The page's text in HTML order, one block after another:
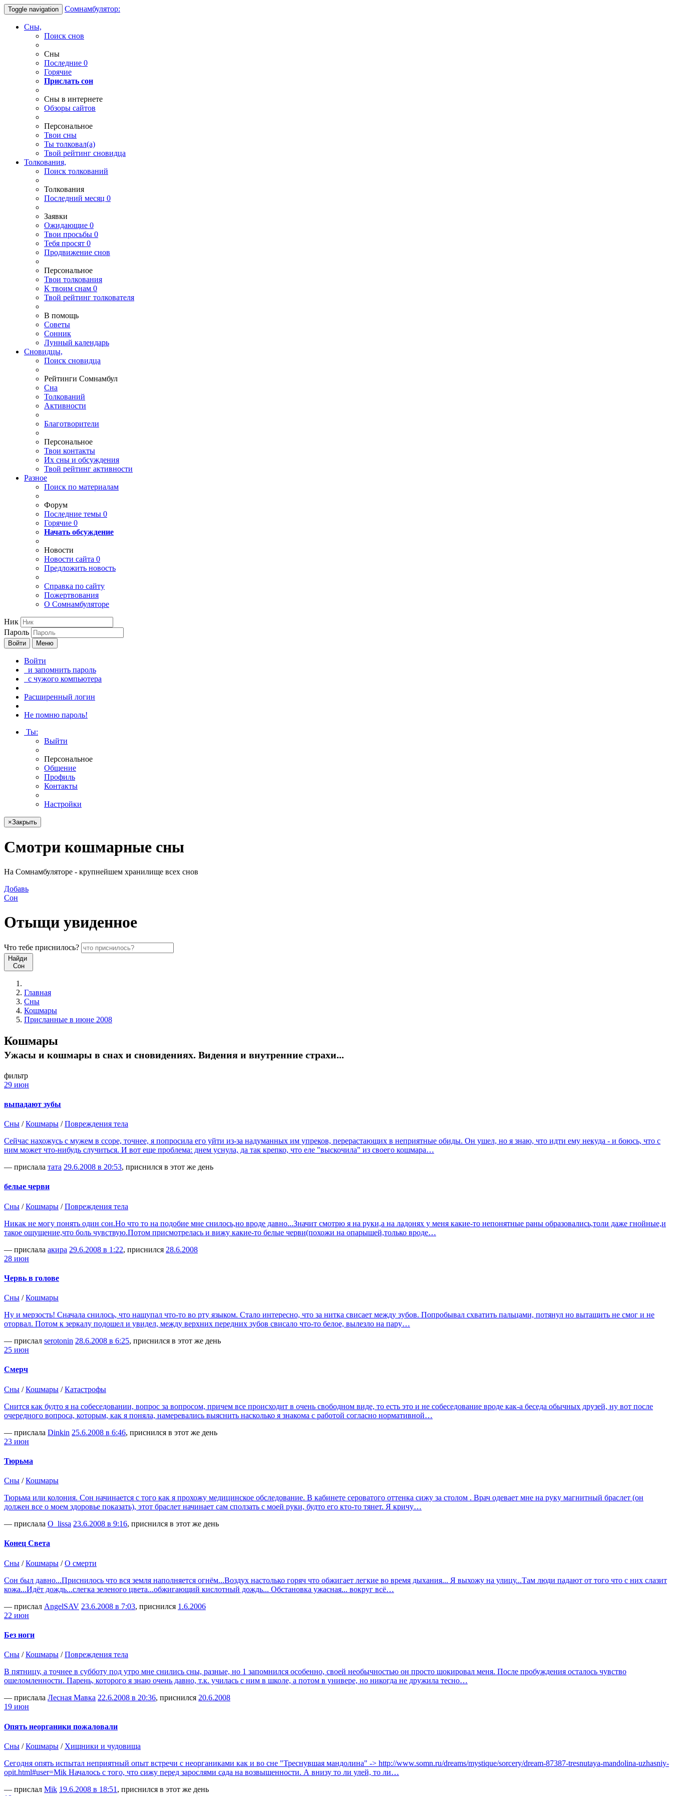
Toggle navigation Сомнамбулятор:
Сны,
Поиск снов
Сны
Последние 0
Горячие
Прислать сон
Сны в интернете
Обзоры сайтов
Персональное
Твои сны
Ты толковал(а)
Твой рейтинг сновидца
Толкования,
Поиск толкований
Толкования
Последний месяц 0
Заявки
Ожидающие 0
Твои просьбы 0
Тебя просят 0
Продвижение снов
Персональное
Твои толкования
К твоим снам 0
Твой рейтинг толкователя
В помощь
Советы
Сонник
Лунный календарь
Сновидцы,
Поиск сновидца
Рейтинги Сомнамбул
Сна
Толкований
Активности
Благотворители
Персональное
Твои контакты
Их сны и обсуждения
Твой рейтинг активности
Разное
Поиск по материалам
Форум
Последние темы 0
Горячие 0
Начать обсуждение
Новости
Новости сайта 0
Предложить новость
Справка по сайту
Пожертвования
О Сомнамбуляторе
Ник
Пароль
Войти Меню
Войти
и запомнить пароль
с чужого компьютера
Расширенный логин
Не помню пароль!
Ты:
Выйти
Персональное
Общение
Профиль
Контакты
Настройки
×Закрыть
Смотри кошмарные сны
На Сомнамбуляторе - крупнейшем хранилище всех снов
Добавь
Сон
Отыщи увиденное
Что тебе приснилось?
Найди
Сон
Главная
Сны
Кошмары
Присланные в июне 2008
Кошмары
Ужасы и кошмары в снах и сновидениях. Видения и внутренние страхи...
фильтр
29 июн
выпадают зубы
Сны /Кошмары /Повреждения тела
Сейчас нахожусь с мужем в ссоре, точнее, я попросила его уйти из-за надуманных им упреков, перерастающих в неприятные обиды. Он ушел, но я знаю, что идти ему некуда - и боюсь, что с
ним может что-нибудь случиться. И вот еще проблема: днем уснула, да так крепко, что еле "выскочила" из своего кошмара…
— прислала тата 29.6.2008 в 20:53, приснился в этот же день
белые черви
Сны /Кошмары /Повреждения тела
Никак не могу понять один сон.Но что то на подобие мне снилось,но вроде давно...Значит смотрю я на руки,а на ладонях у меня какие-то непонятные раны образовались,толи даже гнойные,и
такое ощущение,что боль чувствую.Потом присмотрелась и вижу какие-то белые черви(похожи на опарышей,только вроде…
— прислала акира 29.6.2008 в 1:22, приснился 28.6.2008
28 июн
Червь в голове
Сны /Кошмары
Ну и мерзость! Сначала снилось, что нащупал что-то во рту языком. Стало интересно, что за нитка свисает между зубов. Попробывал схватить пальцами, потянул но вытащить не смог и не
оторвал. Потом к зеркалу подошел и увидел, между верхних передних зубов свисало что-то белое, вылезло на пару…
— прислал serotonin 28.6.2008 в 6:25, приснился в этот же день
25 июн
Смерч
Сны /Кошмары /Катастрофы
Снится как будто я на собеседовании, вопрос за вопросом, причем все происходит в очень свободном виде, то есть это и не собеседование вроде как-а беседа обычных друзей, ну вот после
очередного вопроса, которым, как я поняла, намеревались выяснить насколько я знакома с работой согласно нормативной…
— прислала Dinkin 25.6.2008 в 6:46, приснился в этот же день
23 июн
Тюрьма
Сны /Кошмары
Тюрьма или колония. Сон начинается с того как я прохожу медицинское обследование. В кабинете сероватого оттенка сижу за столом . Врач одевает мне на руку магнитный браслет (он
должен все о моем здоровье показать), этот браслет начинает сам сползать с моей руки, будто его кто-то тянет. Я кричу…
— прислала O_lissa 23.6.2008 в 9:16, приснился в этот же день
Конец Света
Сны /Кошмары /О смерти
Сон был давно...Приснилось что вся земля наполняется огнём...Воздух настолько горяч что обжигает легкие во время дыхания... Я выхожу на улицу...Там люди падают от того что с них слазит
кожа...Идёт дождь...слегка зеленого цвета...обжигающий кислотный дождь... Обстановка ужасная... вокруг всё…
— прислал AngelSAV 23.6.2008 в 7:03, приснился 1.6.2006
22 июн
Без ноги
Сны /Кошмары /Повреждения тела
В пятницу, а точнее в субботу под утро мне снились сны, разные, но 1 запомнился особенно, своей необычностью он просто шокировал меня. После пробуждения осталось чувство
ошеломленности. Парень, которого я знаю очень давно, т.к. училась с ним в школе, а потом в универе, но никогда не дружила тесно…
— прислала Лесная Мавка 22.6.2008 в 20:36, приснился 20.6.2008
19 июн
Опять неорганики пожаловали
Сны /Кошмары / Хищники и чудовища
Сегодня опять испытал неприятный опыт встречи с неорганиками как и во сне "Треснувшая мандолина" -> http://www.somn.ru/dreams/mystique/sorcery/dream-87387-tresnutaya-mandolina-uzhasniy-
opit.html#user=Mik Началось с того, что сижу перед зарослями сада на возвышенности. А внизу то ли улей, то ли…
— прислал Mik 19.6.2008 в 18:51 , приснился в этот же день